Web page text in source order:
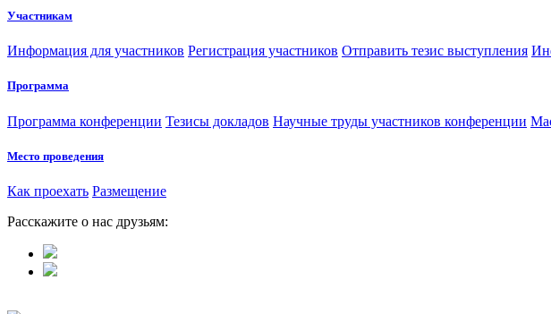
Участникам
Информация для участников Регистрация участников Отправить тезис выступления
Программа
Программа конференции Тезисы докладов Научные труды участников конференции
Место проведения
Как проехать Размещение
Расскажите о нас друзьям: